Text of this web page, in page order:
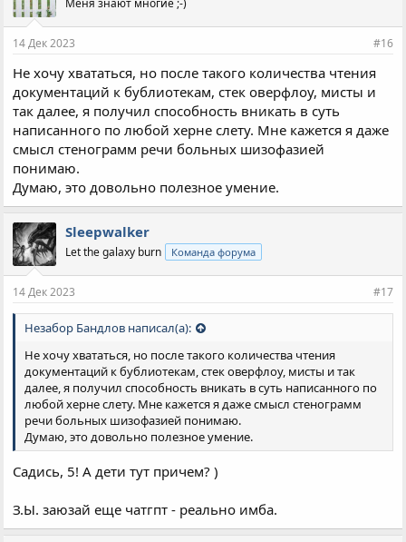
Меня знают многие ;-)
14 Дек 2023 #16
Не хочу хвататься, но после такого количества чтения
документаций к бублиотекам, стек оверфлоу, мисты и
так далее, я получил способность вникать в суть
написанного по любой херне слету. Мне кажется я даже
смысл стенограмм речи больных шизофазией
понимаю.
Думаю, это довольно полезное умение.
Sleepwalker
Let the galaxy burn Команда форума
14 Дек 2023 #17
Незабор Бандлов написал(а):
Не хочу хвататься, но после такого количества чтения
документаций к бублиотекам, стек оверфлоу, мисты и так
далее, я получил способность вникать в суть написанного по
любой херне слету. Мне кажется я даже смысл стенограмм
речи больных шизофазией понимаю.
Думаю, это довольно полезное умение.
Садись, 5! А дети тут причем? )
З.Ы. заюзай еще чатгпт - реально имба.